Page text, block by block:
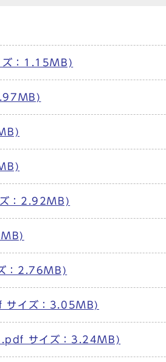
ズ：1.15MB)
：2.92MB)
：2.76MB)
サイズ：3.05MB)
サイズ：3.24MB)